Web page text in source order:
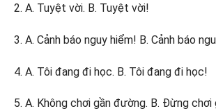
A. Tuyệt vời. B. Tuyệt vời!
A. Cảnh báo nguy hiểm! B. Cảnh báo
A. Tôi đang đi học. B. Tôi đang đi học!
A. Không chơi gần đường. B. Đừng chơi